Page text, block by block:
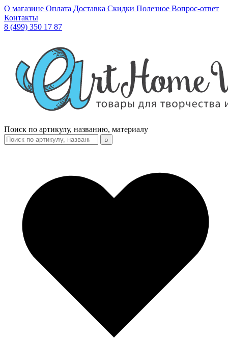
О магазине Оплата Доставка Скидки Полезное Вопрос-ответ
Контакты
8 (499) 350 17 87
Поиск по артикулу, названию, материалу
⌕